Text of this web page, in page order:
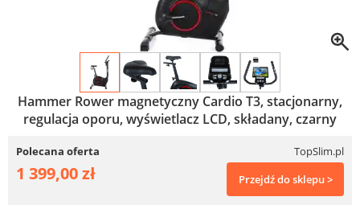
Hammer Rower magnetyczny Cardio T3, stacjonarny,
regulacja oporu, wyświetlacz LCD, składany, czarny
Polecana oferta TopSlim.pl
1 399,00 zł Przejdź do sklepu >